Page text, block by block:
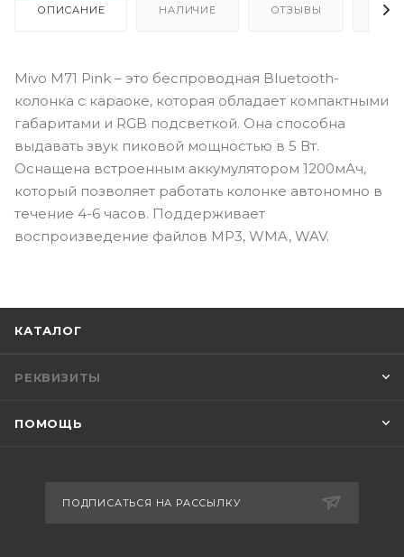
ОПИСАНИЕ НАЛИЧИЕ ОТЗЫВЫ
Mivo M71 Pink – это беспроводная Bluetooth-
колонка с караоке, которая обладает компактными
габаритами и RGB подсветкой. Она способна
выдавать звук пиковой мощностью в 5 Вт.
Оснащена встроенным аккумулятором 1200мАч,
который позволяет работать колонке автономно в
течение 4-6 часов. Поддерживает
воспроизведение файлов MP3, WMA, WAV.
КАТАЛОГ
РЕКВИЗИТЫ
ПОМОЩЬ
ПОДПИСАТЬСЯ НА РАССЫЛКУ